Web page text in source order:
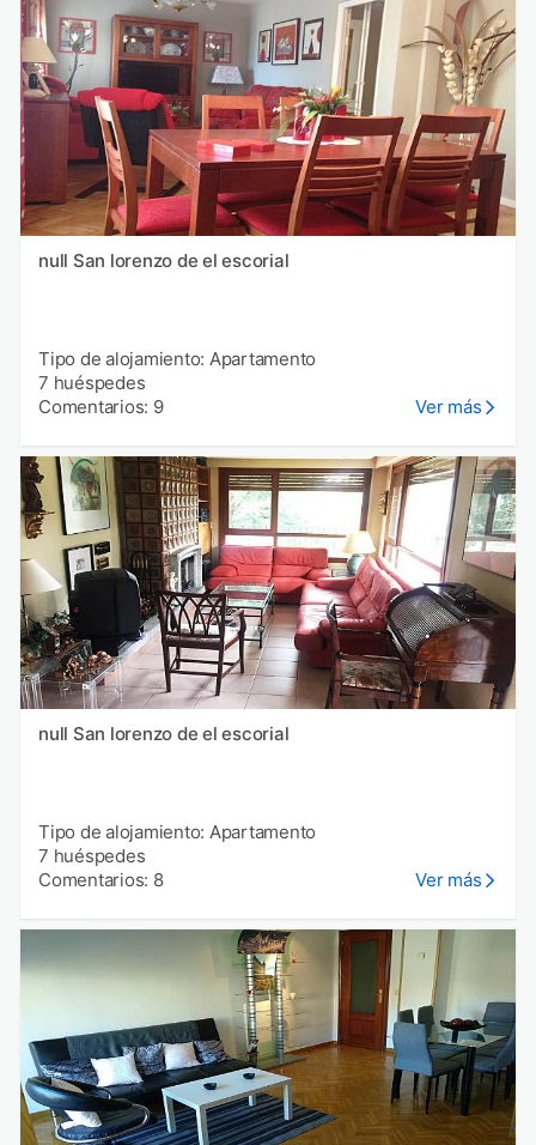
null San lorenzo de el escorial
Tipo de alojamiento: Apartamento
7 huéspedes
Comentarios: 9
Ver más
null San lorenzo de el escorial
Tipo de alojamiento: Apartamento
7 huéspedes
Comentarios: 8
Ver más